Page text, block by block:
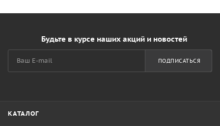
Будьте в курсе наших акций и новостей
ПОДПИСАТЬСЯ
КАТАЛОГ